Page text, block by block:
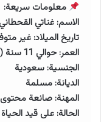
معلومات سريعة:
الاسم: غناتي القحطاني
تاريخ الميلاد: غير
العمر: حوالي 11 سنة (تقديريًا)
الجنسية: سعودية
الديانة: مسلمة
المهنة: صانعة محتوى
الحالة: على قيد الحياة